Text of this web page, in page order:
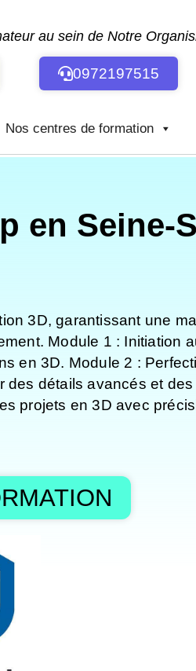
au sein de Notre
0972197515
Nos centres de formation
en Seine-
3D, garantissant une
Module 1 : Initiation
en 3D. Module 2 :
détails avancés et
projets en 3D avec